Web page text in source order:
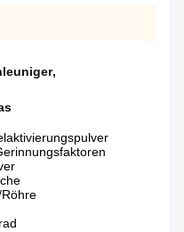
,